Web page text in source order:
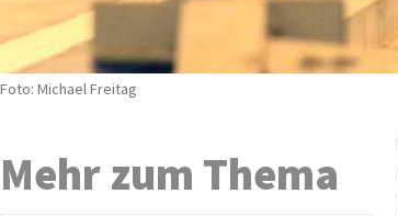
Foto: Michael Freitag
Mehr zum Thema